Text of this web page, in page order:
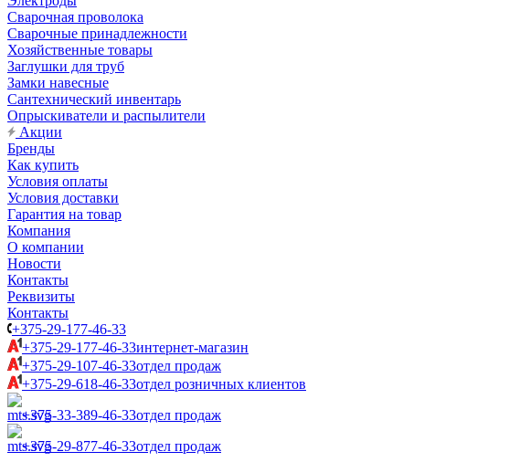
Сварочная проволока
Сварочные принадлежности
Хозяйственные товары
Заглушки для труб
Замки навесные
Сантехнический инвентарь
Опрыскиватели и распылители
Акции
Бренды
Как купить
Условия оплаты
Условия доставки
Гарантия на товар
Компания
О компании
Новости
Контакты
Реквизиты
Контакты
+375-29-177-46-33
+375-29-177-46-33интернет-магазин
+375-29-107-46-33отдел продаж
+375-29-618-46-33отдел розничных клиентов
+375-33-389-46-33отдел продаж
+375-29-877-46-33отдел продаж